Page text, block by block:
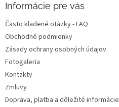
Informácie pre vás
Často kladené otázky - FAQ
Obchodné podmienky
Zásady ochrany osobných údajov
Fotogaleria
Kontakty
Zmluvy
Doprava, platba a dôležité informácie